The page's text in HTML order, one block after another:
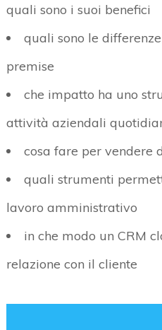
quali sono i suoi benefici
quali sono le
premise
che impatto ha uno
attività aziendali
cosa fare per vendere
quali strumenti
lavoro amministrativo
in che modo un CRM
relazione con il cliente